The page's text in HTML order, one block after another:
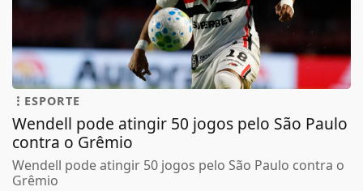
ESPORTE
Wendell pode atingir 50 jogos pelo São Paulo
contra o Grêmio
Wendell pode atingir 50 jogos pelo São Paulo contra o
Grêmio